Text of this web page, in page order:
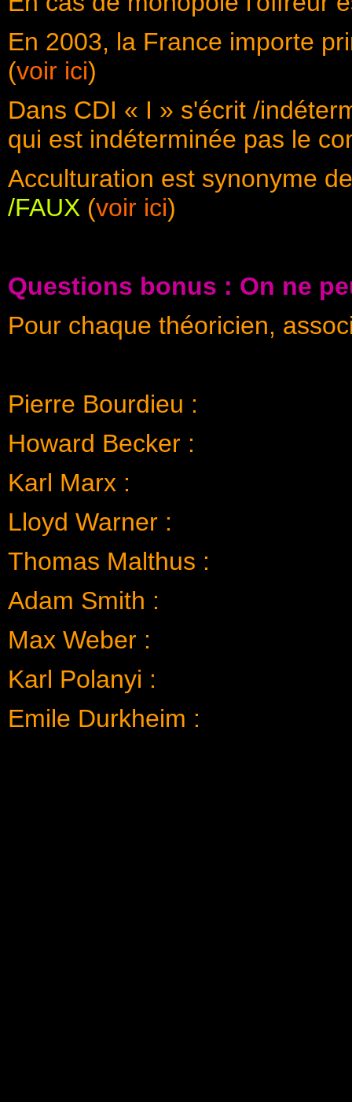
En 2003, la France importe
(voir ici)
Dans CDI « I » s'écrit /
qui est indéterminée pas le
Acculturation est synonyme
/FAUX (voir ici)
Questions bonus : On ne
Pour chaque théoricien,
Pierre Bourdieu :
Howard Becker :
Karl Marx :
Lloyd Warner :
Thomas Malthus :
Adam Smith :
Max Weber :
Karl Polanyi :
Emile Durkheim :